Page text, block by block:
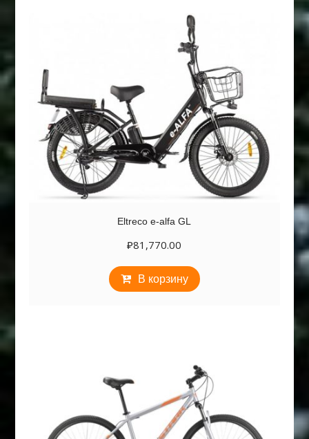
Eltreco e-alfa GL
₽81,770.00
В корзину